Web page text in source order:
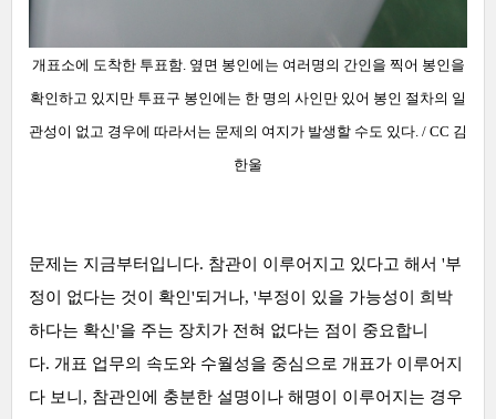
개표소에 도착한 투표함. 옆면 봉인에는 여러명의 간인을 찍어 봉인을
확인하고 있지만 투표구 봉인에는 한 명의 사인만 있어 봉인 절차의 일
관성이 없고 경우에 따라서는 문제의 여지가 발생할 수도 있다. / CC 김
한울
문제는 지금부터입니다. 참관이 이루어지고 있다고 해서 '부
정이 없다는 것이 확인'되거나, '부정이 있을 가능성이 희박
하다는 확신'을 주는 장치가 전혀 없다는 점이 중요합니
다. 개표 업무의 속도와 수월성을 중심으로 개표가 이루어지
다 보니, 참관인에 충분한 설명이나 해명이 이루어지는 경우